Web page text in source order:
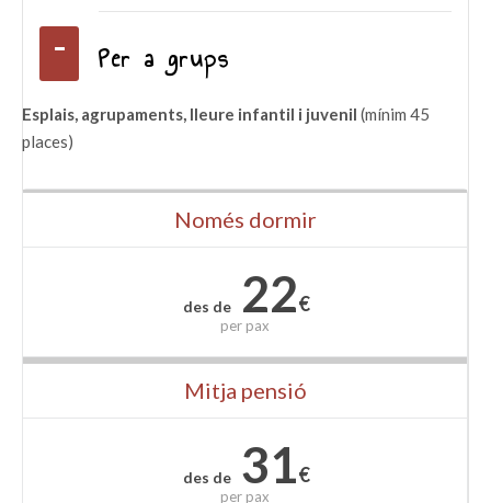
Per a grups
Esplais, agrupaments, lleure infantil i juvenil (mínim 45
places)
Només dormir
des de22€
per pax
Mitja pensió
des de31€
per pax